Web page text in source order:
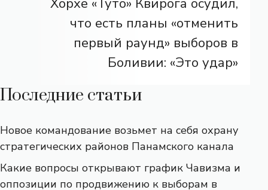
что есть планы «отменить
первый раунд» выборов в
Боливии: «Это удар»
Последние статьи
Новое командование возьмет на себя охрану
стратегических районов Панамского канала
Какие вопросы открывают график Чавизма и
оппозиции по продвижению к выборам в